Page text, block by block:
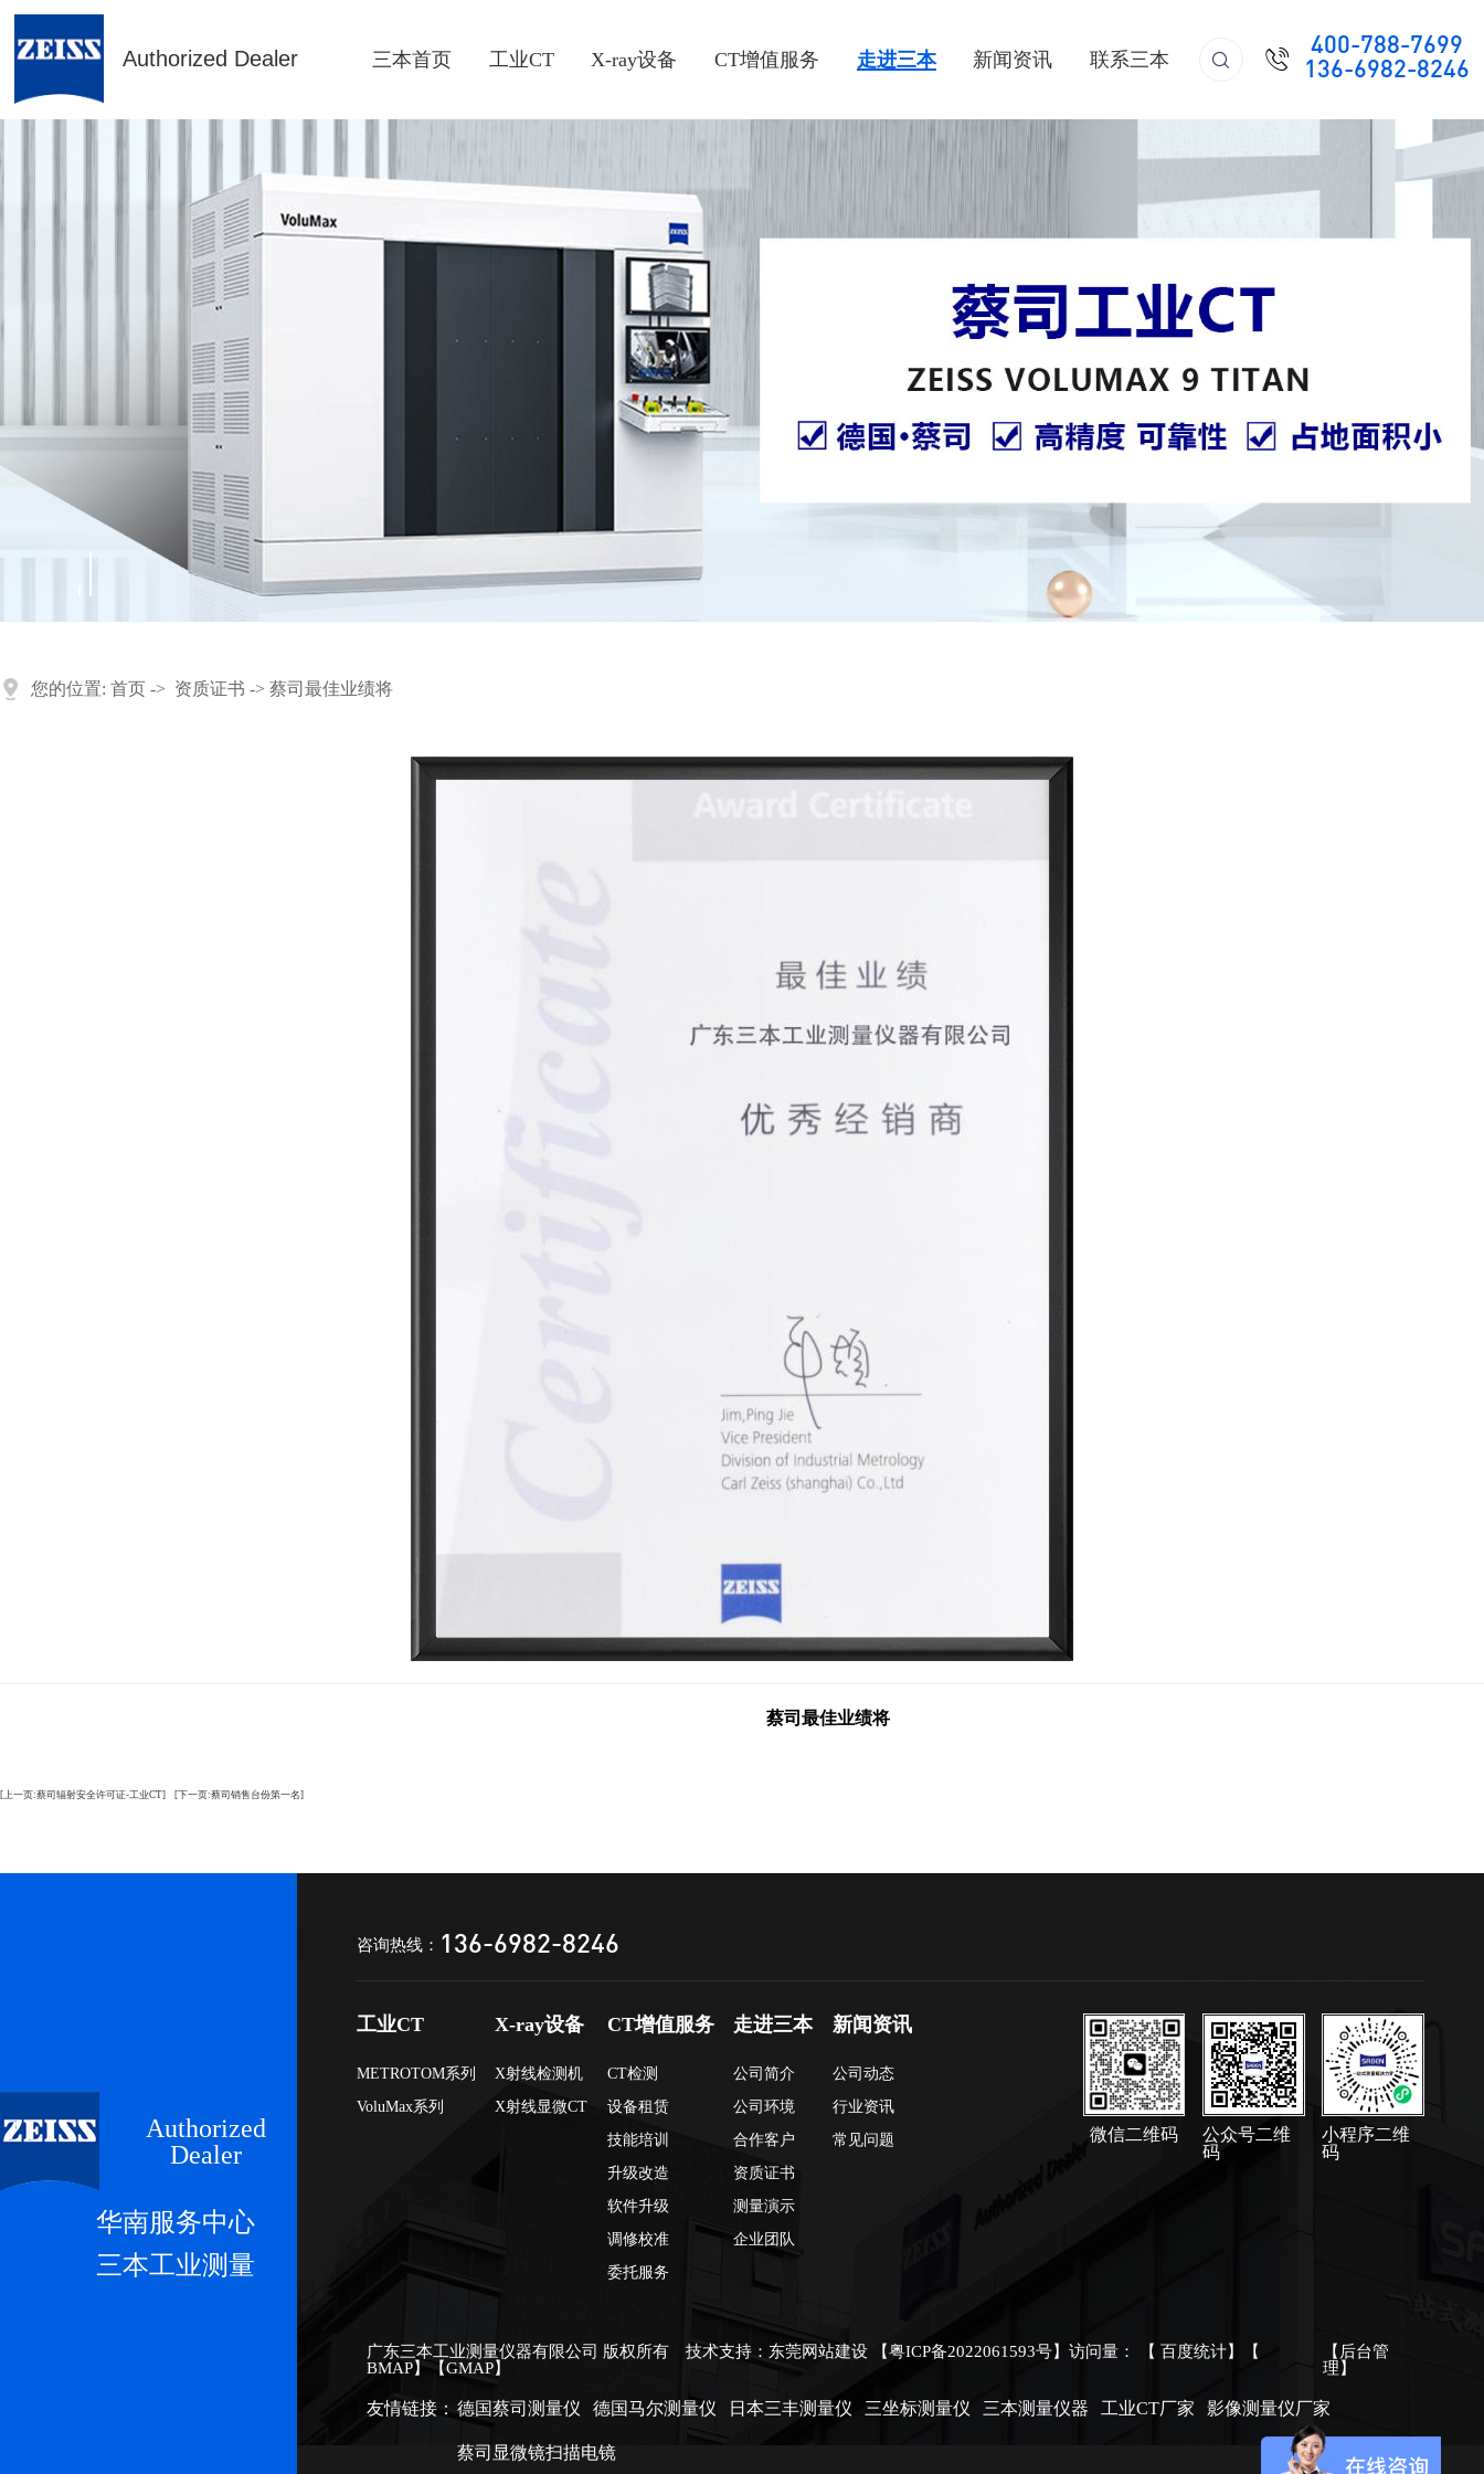
Authorized Dealer 三本首页 工业CT X-ray设备 CT增值服务 走进三本 新闻资讯 联系三本  
400-788-7699
136-6982-8246
您的位置: 首页 -> 资质证书 -> 蔡司最佳业绩将
蔡司最佳业绩将
[上一页:蔡司辐射安全许可证-工业CT] [下一页:蔡司销售台份第一名]
Authorized
Dealer
华南服务中心
三本工业测量
咨询热线： 136-6982-8246
工业CT
METROTOM系列
VoluMax系列
X-ray设备
X射线检测机
X射线显微CT
CT增值服务
CT检测
设备租赁
技能培训
升级改造
软件升级
调修校准
委托服务
走进三本
公司简介
公司环境
合作客户
资质证书
测量演示
企业团队
新闻资讯
公司动态
行业资讯
常见问题
微信二维码
公众号二维
码
小程序二维
码
广东三本工业测量仪器有限公司 版权所有 技术支持： 东莞网站建设 【粤ICP备2022061593号】访问量： 【百度统计】【
BMAP】【GMAP】
【后台管
理】
友情链接： 德国蔡司测量仪 德国马尔测量仪 日本三丰测量仪 三坐标测量仪 三本测量仪器 工业CT厂家 影像测量仪厂家
蔡司显微镜扫描电镜